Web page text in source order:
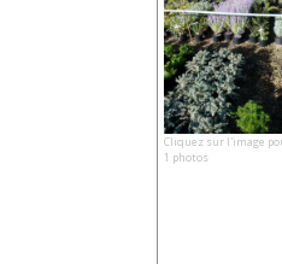
Cliquez sur l'image
1 photos